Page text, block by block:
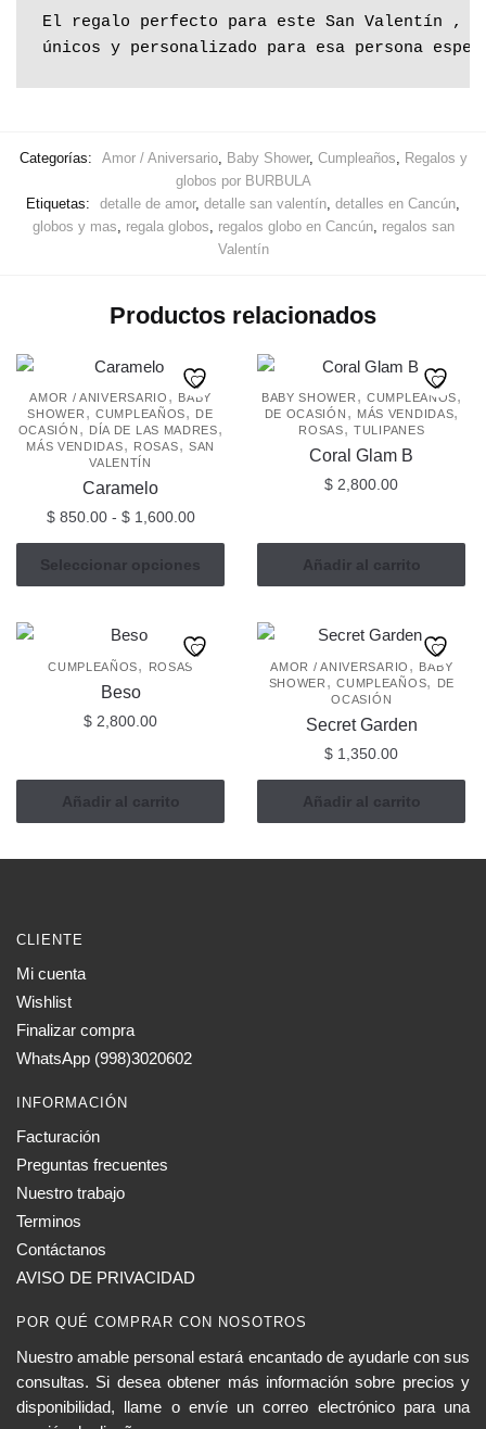
El regalo perfecto para este San Valentín ,
únicos y personalizado para esa persona
Categorías: Amor / Aniversario, Baby Shower, Cumpleaños
Regalos y
globos por BURBULA
Etiquetas:
detalle de amor, detalle san valentín detalles en Cancún
globos y mas
regala globos regalos globo en Cancún, regalos san
Valentín
Productos relacionados
AMOR / ANIVERSARIO ,
BABY
SHOWER , CUMPLEAÑOS,
DE
OCASIÓN , DÍA DE LAS MADRES,
MÁS VENDIDAS, ROSAS, SAN
VALENTÍN
Caramelo
$850.00 - $1,600.00Rango
de
precios:
desde
hasta
$ 1,600.00
Seleccionar opciones
producto
múltiples
variantes.
Las
opciones
elegir
BABY SHOWER , CUMPLEAÑOS,
DE OCASIÓN , MÁS VENDIDAS,
ROSAS,TULIPANES
Coral Glam B
$ 2,800.00
Añadir al carrito
CUMPLEAÑOS, ROSAS
Beso
$ 2,800.00
Añadir al carrito
AMOR / ANIVERSARIO , BABY
SHOWER ,CUMPLEAÑOS,
DE
OCASIÓN
Secret Garden
$ 1,350.00
Añadir al carrito
CLIENTE
Mi cuenta
Wishlist
Finalizar compra
WhatsApp (998)3020602
INFORMACIÓN
Facturación
Preguntas frecuentes
Nuestro trabajo
Terminos
Contáctanos
AVISO DE PRIVACIDAD
POR QUÉ COMPRAR CON NOSOTROS
Nuestro amable personal estará encantado de ayudarle con sus
consultas. Si desea obtener más información sobre precios y
disponibilidad, llame o envíe un correo electrónico para una